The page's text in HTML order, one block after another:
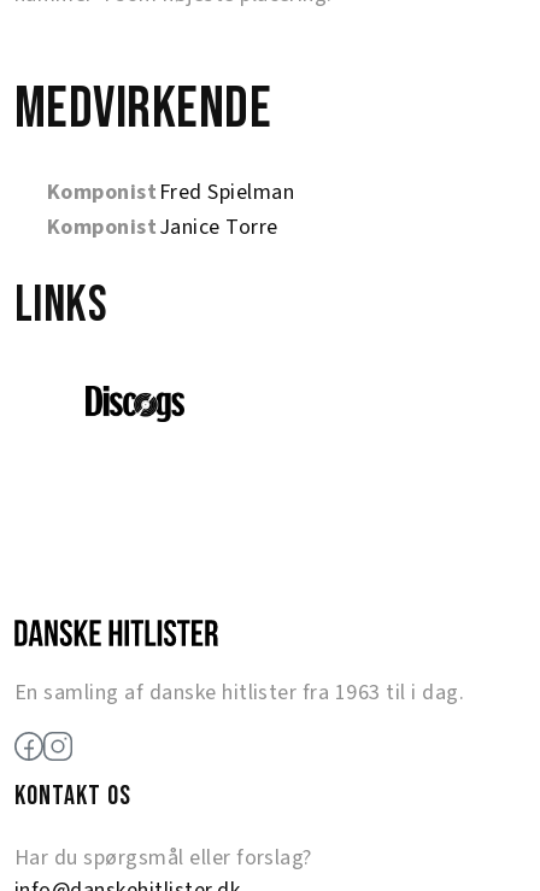
Medvirkende
Komponist Fred Spielman
KomponistJanice Torre
Links
En samling af danske hitlister fra 1963 til i dag.
KONTAKT OS
Har du spørgsmål eller forslag?